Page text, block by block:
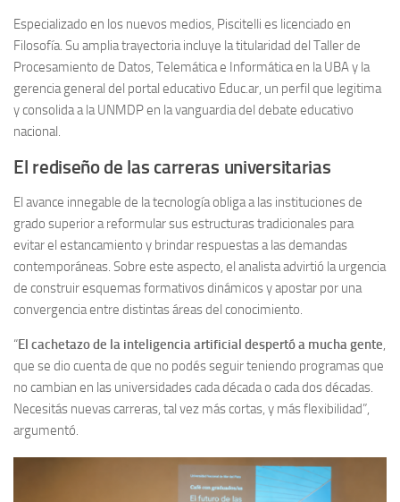
Especializado en los nuevos medios, Piscitelli es licenciado en
Filosofía. Su amplia trayectoria incluye la titularidad del Taller de
Procesamiento de Datos, Telemática e Informática en la UBA y la
gerencia general del portal educativo Educ.ar, un perfil que legitima
y consolida a la UNMDP en la vanguardia del debate educativo
nacional.
El rediseño de las carreras universitarias
El avance innegable de la tecnología obliga a las instituciones de
grado superior a reformular sus estructuras tradicionales para
evitar el estancamiento y brindar respuestas a las demandas
contemporáneas. Sobre este aspecto, el analista advirtió la urgencia
de construir esquemas formativos dinámicos y apostar por una
convergencia entre distintas áreas del conocimiento.
“El cachetazo de la inteligencia artificial despertó a mucha gente,
que se dio cuenta de que no podés seguir teniendo programas que
no cambian en las universidades cada década o cada dos décadas.
Necesitás nuevas carreras, tal vez más cortas, y más flexibilidad”,
argumentó.